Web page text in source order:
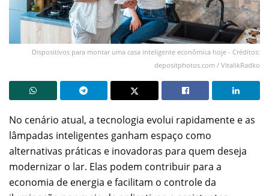
Dispositivos para montar uma casa inteligente econômica hoje - Créditos:
depositphotos.com / VitalikRadko
No cenário atual, a tecnologia evolui rapidamente e as
lâmpadas inteligentes ganham espaço como
alternativas práticas e inovadoras para quem deseja
modernizar o lar. Elas podem contribuir para a
economia de energia e facilitam o controle da